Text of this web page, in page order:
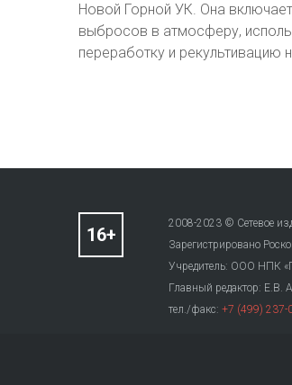
Новой Горной УК. Она
выбросов в атмосферу,
переработку и рекультивацию
2008-2023 © Сетевое
Зарегистрировано
Учредитель: ООО НПК
Главный редактор: Е.В.
тел./факс: +7 (499) 237-